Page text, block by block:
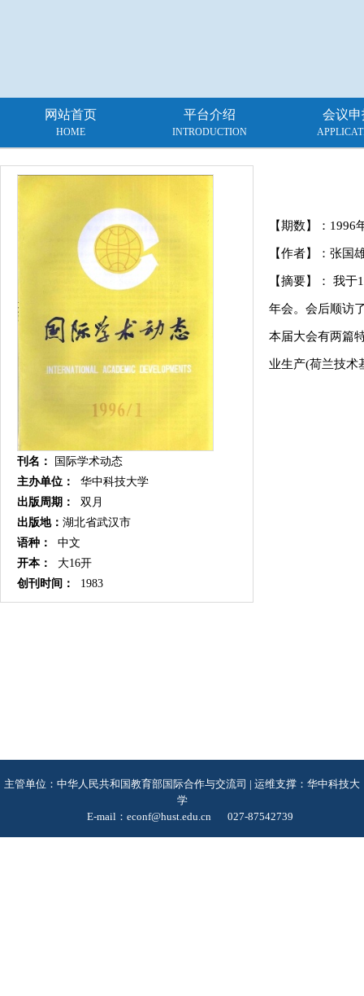
网站首页
HOME
平台介绍
INTRODUCTION
会议申
刊名：
国际学术动态
主办单位：
华中科技大学
出版周期：
双月
出版地： 湖北省武汉市
语种：
中文
开本：
大16开
创刊时间：
1983
【期数】： 1996
【作者】：张国
【摘要】： 我
年会。会后顺访
本届大会有两篇
业生产(荷兰技术
主管单位：中华人民共和国教育部国际合作与交流司 | 运维支撑：华中科技大
学
E-mail：econf@hust.edu.cn
027-87542739